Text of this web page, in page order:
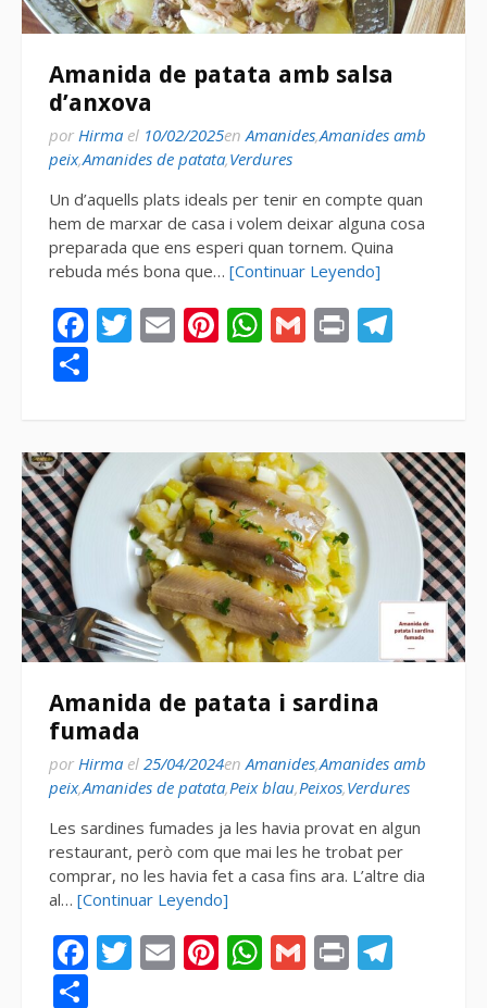
Amanida de patata amb salsa
d’anxova
por Hirma el 10/02/2025enAmanides,Amanides amb
peix,Amanides de patata,Verdures
Un d’aquells plats ideals per tenir en compte quan
hem de marxar de casa i volem deixar alguna cosa
preparada que ens esperi quan tornem. Quina
rebuda més bona que… [Continuar Leyendo]
Facebook
Twitter
EmailPinterest
WhatsApp
Gmail
Print
Amanida de patata i sardina
fumada
por Hirma el 25/04/2024en Amanides,Amanides amb
peix,Amanides de patata,Peix blau,Peixos,Verdures
Les sardines fumades ja les havia provat en algun
restaurant, però com que mai les he trobat per
comprar, no les havia fet a casa fins ara. L’altre dia
al… [Continuar Leyendo]
Facebook
Twitter
EmailPinterest
WhatsApp
Gmail
Print